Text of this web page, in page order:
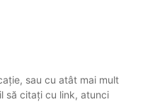
sau cu atât mai mult
să citați cu link, atunci